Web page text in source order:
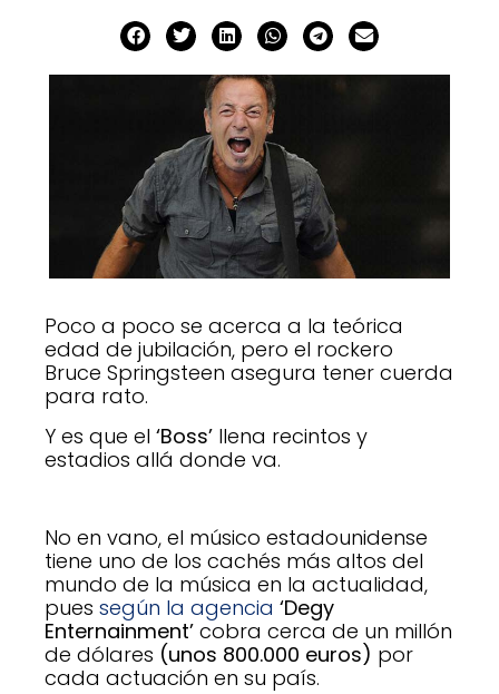
Poco a poco se acerca a la teórica
edad de jubilación, pero el rockero
Bruce Springsteen asegura tener cuerda
para rato.
Y es que el ‘Boss’ llena recintos y
estadios allá donde va.
No en vano, el músico estadounidense
tiene uno de los cachés más altos del
mundo de la música en la actualidad,
pues según la agencia ‘Degy
Enternainment’ cobra cerca de un millón
de dólares (unos 800.000 euros) por
cada actuación en su país.